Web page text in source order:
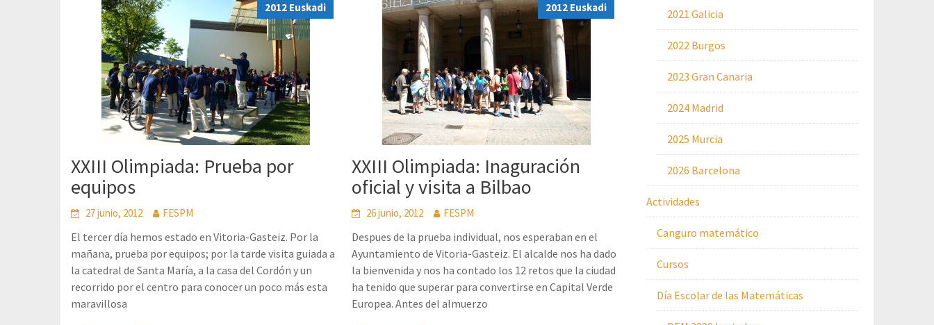
2012 Euskadi
XXIII Olimpiada: Prueba por
equipos
27 junio, 2012 FESPM
El tercer día hemos estado en Vitoria-Gasteiz. Por la
mañana, prueba por equipos; por la tarde visita guiada a
la catedral de Santa María, a la casa del Cordón y un
recorrido por el centro para conocer un poco más esta
maravillosa
2012 Euskadi
XXIII Olimpiada: Inaguración
oficial y visita a Bilbao
26 junio, 2012 FESPM
Despues de la prueba individual, nos esperaban en el
Ayuntamiento de Vitoria-Gasteiz. El alcalde nos ha dado
la bienvenida y nos ha contado los 12 retos que la ciudad
ha tenido que superar para convertirse en Capital Verde
Europea. Antes del almuerzo
2021 Galicia
2022 Burgos
2023 Gran Canaria
2024 Madrid
2025 Murcia
2026 Barcelona
Actividades
Canguro matemático
Cursos
Día Escolar de las Matemáticas